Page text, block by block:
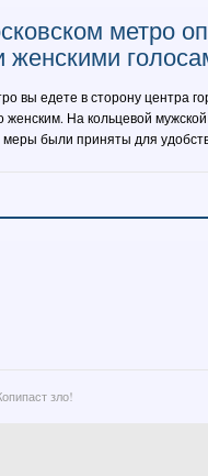
метро
вы едете в сторону центра
женским. На кольцевой
меры были приняты для
зло!